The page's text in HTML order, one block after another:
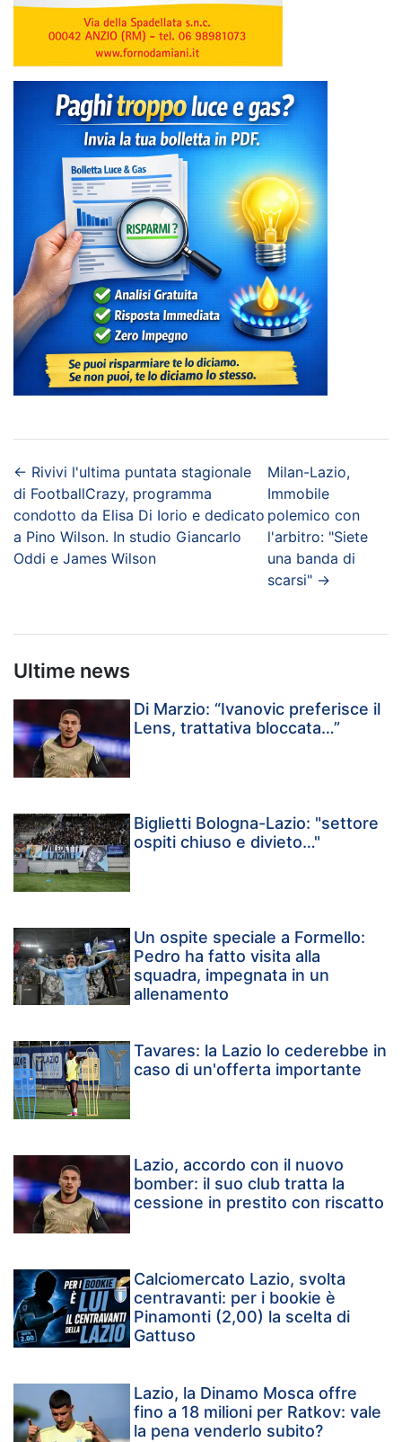
← Rivivi l'ultima puntata stagionale
di FootballCrazy, programma
condotto da Elisa Di Iorio e dedicato
a Pino Wilson. In studio Giancarlo
Oddi e James Wilson
Milan-Lazio,
Immobile
polemico con
l'arbitro: "Siete
una banda di
scarsi" →
Ultime news
Di Marzio: “Ivanovic preferisce il
Lens, trattativa bloccata…”
Biglietti Bologna-Lazio: "settore
ospiti chiuso e divieto…"
Un ospite speciale a Formello:
Pedro ha fatto visita alla
squadra, impegnata in un
allenamento
Tavares: la Lazio lo cederebbe in
caso di un'offerta importante
Lazio, accordo con il nuovo
bomber: il suo club tratta la
cessione in prestito con riscatto
Calciomercato Lazio, svolta
centravanti: per i bookie è
Pinamonti (2,00) la scelta di
Gattuso
Lazio, la Dinamo Mosca offre
fino a 18 milioni per Ratkov: vale
la pena venderlo subito?